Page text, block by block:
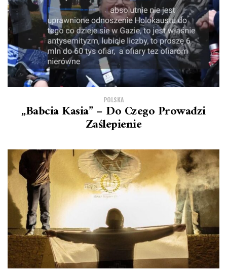
POLSKA
„Babcia Kasia” – Do Czego Prowadzi
Zaślepienie